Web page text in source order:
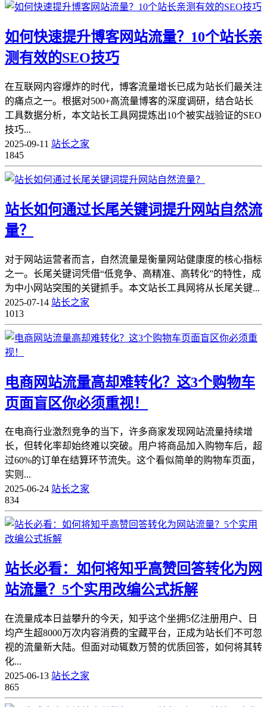
如何快速提升博客网站流量？10个站长亲
测有效的SEO技巧
在互联网内容爆炸的时代，博客流量增长已成为站长们最关注
的痛点之一。根据对500+高流量博客的深度调研，结合站长
工具数据分析，本文站长工具网提炼出10个被实战验证的SEO
技巧...
2025-09-11 站长之家
1845
站长如何通过长尾关键词提升网站自然流
量？
对于网站运营者而言，自然流量是衡量网站健康度的核心指标
之一。长尾关键词凭借“低竞争、高精准、高转化”的特性，成
为中小网站突围的关键抓手。本文站长工具网将从长尾关键...
2025-07-14 站长之家
1013
电商网站流量高却难转化？这3个购物车
页面盲区你必须重视！
在电商行业激烈竞争的当下，许多商家发现网站流量持续增
长，但转化率却始终难以突破。用户将商品加入购物车后，超
过60%的订单在结算环节流失。这个看似简单的购物车页面，
实则...
2025-06-24 站长之家
834
站长必看：如何将知乎高赞回答转化为网
站流量？5个实用改编公式拆解
在流量成本日益攀升的今天，知乎这个坐拥5亿注册用户、日
均产生超8000万次内容消费的宝藏平台，正成为站长们不可忽
视的流量新大陆。但面对动辄数万赞的优质回答，如何将其转
化...
2025-06-13 站长之家
865